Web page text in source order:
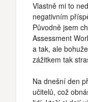
Vlastně mi to
negativním
Původně jsem
Assessment
a tak, ale
zážitkem tak
Na dnešní den
učitelů, což